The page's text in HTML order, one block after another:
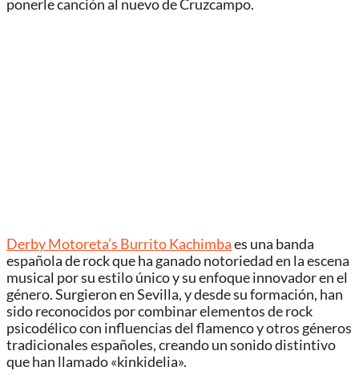
ponerle canción al nuevo de Cruzcampo.
Derby Motoreta’s Burrito Kachimbaes una banda
española de rock que ha ganado notoriedad en la escena
musical por su estilo único y su enfoque innovador en el
género. Surgieron en Sevilla, y desde su formación, han
sido reconocidos por combinar elementos de rock
psicodélico con influencias del flamenco y otros géneros
tradicionales españoles, creando un sonido distintivo
que han llamado «kinkidelia».